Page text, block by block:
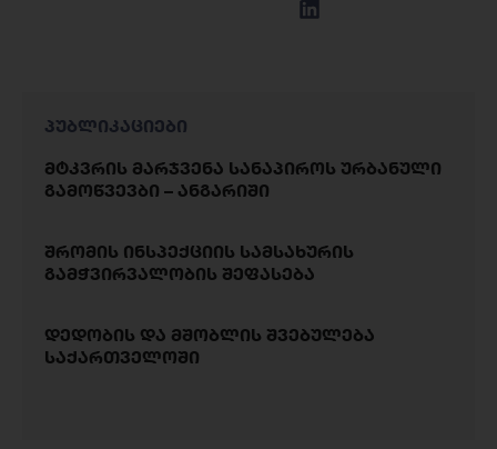
პუბლიკაციები
მტკვრის მარჯვენა სანაპიროს ურბანული
გამოწვევბი – ანგარიში
შრომის ინსპექციის სამსახურის
გამჭვირვალობის შეფასება
დედობის და მშობლის შვებულება
საქართველოში